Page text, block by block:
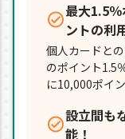
最大1.5
ントの利
個人カードと
のポイント1.5
に10,000ポイ
設立間も
能！